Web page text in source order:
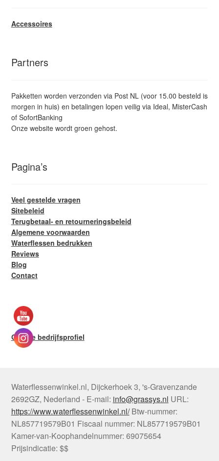
Accessoires
Partners
Pakketten worden verzonden via Post NL (voor 15.00 besteld is
morgen in huis) en betalingen lopen veilig via Ideal, MisterCash
of SofortBanking
Onze website wordt groen gehost.
Pagina’s
Veel gestelde vragen
Sitebeleid
Terugbetaal- en retourneringsbeleid
Algemene voorwaarden
Waterflessen bedrukken
Reviews
Blog
Contact
Google bedrijfsprofiel
Waterflessenwinkel.nl, Dijckerhoek 3, 's-Gravenzande
2692GZ, Nederland - E-mail: info@grassys.nl URL:
https://www.waterflessenwinkel.nl/ Btw-nummer:
NL857719579B01 Fiscaal nummer: NL857719579B01
Kamer-van-Koophandelnummer: 69075654
Prijsindicatie: $$